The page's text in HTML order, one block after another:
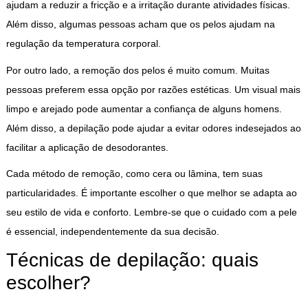
ajudam a reduzir a fricção e a irritação durante atividades físicas.
Além disso, algumas pessoas acham que os pelos ajudam na
regulação da temperatura corporal.
Por outro lado, a remoção dos pelos é muito comum. Muitas
pessoas preferem essa opção por razões estéticas. Um visual mais
limpo e arejado pode aumentar a confiança de alguns homens.
Além disso, a depilação pode ajudar a evitar odores indesejados ao
facilitar a aplicação de desodorantes.
Cada método de remoção, como cera ou lâmina, tem suas
particularidades. É importante escolher o que melhor se adapta ao
seu estilo de vida e conforto. Lembre-se que o cuidado com a pele
é essencial, independentemente da sua decisão.
Técnicas de depilação: quais
escolher?